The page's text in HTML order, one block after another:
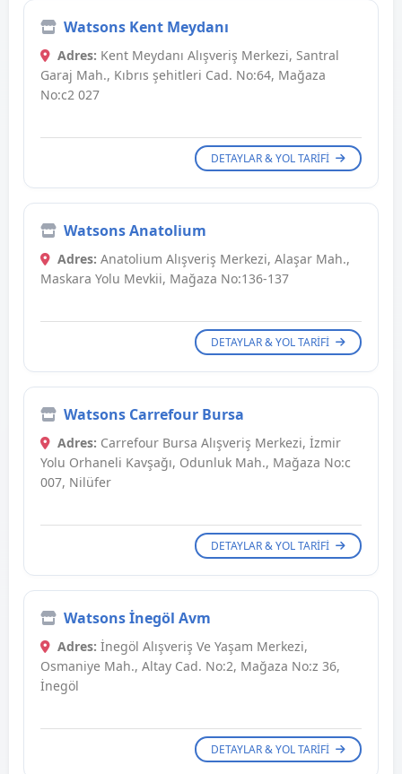
Watsons Kent Meydanı
Adres: Kent Meydanı Alışveriş Merkezi, Santral
Garaj Mah., Kıbrıs şehitleri Cad. No:64, Mağaza
No:c2 027
DETAYLAR & YOL TARIFI
Watsons Anatolium
Adres: Anatolium Alışveriş Merkezi, Alaşar Mah.,
Maskara Yolu Mevkii, Mağaza No:136-137
DETAYLAR & YOL TARIFI
Watsons Carrefour Bursa
Adres: Carrefour Bursa Alışveriş Merkezi, İzmir
Yolu Orhaneli Kavşağı, Odunluk Mah., Mağaza No:c
007, Nilüfer
DETAYLAR & YOL TARIFI
Watsons İnegöl Avm
Adres: İnegöl Alışveriş Ve Yaşam Merkezi,
Osmaniye Mah., Altay Cad. No:2, Mağaza No:z 36,
İnegöl
DETAYLAR & YOL TARIFI